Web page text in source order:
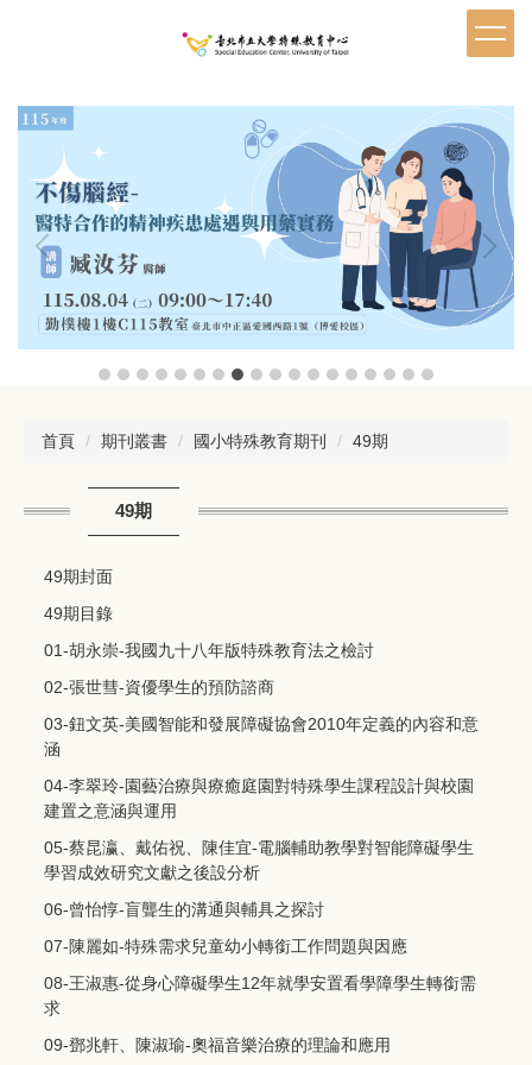
內
首頁 期刊叢書 國小特殊教育期刊 49期
49期
49期封面
49期目錄
01-胡永崇-我國九十八年版特殊教育法之檢討
02-張世彗-資優學生的預防諮商
03-鈕文英-美國智能和發展障礙協會2010年定義的內容和意
涵
04-李翠玲-園藝治療與療癒庭園對特殊學生課程設計與校園
建置之意涵與運用
05-蔡昆瀛、戴佑祝、陳佳宜-電腦輔助教學對智能障礙學生
學習成效研究文獻之後設分析
06-曾怡惇-盲聾生的溝通與輔具之探討
07-陳麗如-特殊需求兒童幼小轉銜工作問題與因應
08-王淑惠-從身心障礙學生12年就學安置看學障學生轉銜需
求
09-鄧兆軒、陳淑瑜-奧福音樂治療的理論和應用